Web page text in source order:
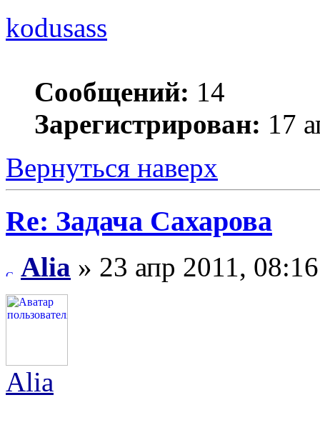
kodusass
Сообщений: 14
Зарегистрирован: 17
Вернуться наверх
Re: Задача Сахарова
Alia » 23 апр 2011, 08:16
Alia